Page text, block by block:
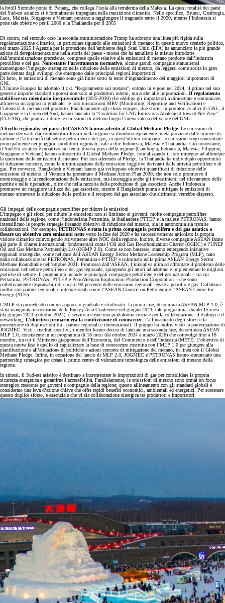
la fotoIl Secondo ponte di Penang, che collega l’isola alla terraferma della Malesia. La quasi totalità dei paesi
del Sud-est asiatico si è formalmente impegnata nella transizione climatica. Nello specifico, Brunei, Cambogia,
Laos, Malesia, Singapore e Vietnam puntano a raggiungere il traguardo entro il 2050, mentre l’Indonesia si
pone tale obiettivo per il 2060 e la Thailandia per il 2065
Di contro, nel secondo caso la seconda amministrazione Trump ha adottato una linea più rigida sulla
regolamentazione climatica, in particolare riguardo alle emissioni di metano: in questo nuovo scenario politico,
nel marzo 2025 l’Agenzia per la protezione dell’ambiente degli Stati Uniti (EPA) ha annunciato la più grande
azione di deregolamentazione nella storia del paese - mossa che ha annullato le misure introdotte
dall’amministrazione precedente, comprese quelle relative alle emissioni di metano prodotte dall’industria
petrolifera e del gas. Nonostante l’arretramento normativo, alcune grandi compagnie statunitensi
mantengono l’impegno strategico nella riduzione delle emissioni di metano, da leggersi come scelta in gran
parte dettata dagli sviluppi che emergono dalle principali regioni importatrici.
Di fatto, le emissioni di metano sono già finite sotto la lente d’ingrandimento dei maggiori importatori di
GNL
L’Unione Europea ha adottato il c.d. “Regolamento sul metano”, entrato in vigore nel 2024, il primo nel suo
genere a imporre standard rigorosi non solo ai produttori interni, ma anche alle importazioni. Il regolamento
stabilisce un calendario inequivocabile(2025-2030) che obbliga gli importatori a dimostrare e comunicare,
attraverso un approccio graduale, le loro misurazioni MRV (Monitoring, Reporting and Verification) e
l’intensità di metano del prodotto. Parallelamente agli sforzi europei, due storici importatori asiatici di GNL, il
Giappone e la Corea del Sud, hanno lanciato la “Coalition for LNG Emissions Abatement toward Net-Zero”
(CLEAN), che punta a ridurre le emissioni di metano lungo l’intera catena del valore del GNL.
A livello regionale, sei paesi dell’ASEAN hanno aderito al Global Methane Pledge. Le emissioni di
metano derivanti dai combustibili fossili nella regione si dividono equamente: metà proviene dalle miniere di
carbone e l’altra metà dal settore petrolifero e del gas; in quest’ultimo comparto, le emissioni sono concentrate
principalmente nei maggiori produttori regionali, vale a dire Indonesia, Malesia e Thailandia. Ciò nonostante,
il Sud-Est asiatico è proattivo sul tema: diversi paesi della regione (Cambogia, Indonesia, Malesia, Filippine,
Singapore e Vietnam) hanno sottoscritto il Global Methane Pledge, formalizzando il loro impegno ad affrontare
la questione delle emissioni di metano. Pur non aderendo al Pledge, la Thailandia ha individuato opportunità
di riduzione concrete, come la minimizzazione delle emissioni fuggitive derivanti dalle attività petrolifere e di
gas. Per converso, Bangladesh e Vietnam hanno già sviluppato obiettivi quantificati di riduzione delle
emissioni di metano: il Vietnam ha presentato il Methane Action Plan 2030, che non solo promuove il
monitoraggio e la rendicontazione delle emissioni, ma incoraggia anche gli investimenti nel rilevamento delle
perdite e nelle riparazioni, oltre che nella raccolta della produzione di gas associato. Anche l’Indonesia
promuove un maggiore utilizzo del gas associato, mentre il Bangladesh punta a mitigare le emissioni di
metano attraverso la riduzione delle perdite e il recupero del gas associato che altrimenti verrebbe disperso.
Gli impegni delle compagnie petrolifere per ridurre le emissioni
L’impegno e gli sforzi per ridurre le emissioni non si limitano ai governi: molte compagnie petrolifere
nazionali della regione, come l’indonesiana Pertamina, la thailandese PTTEP e la malese PETRONAS, hanno
intensificato le proprie strategie fissando obiettivi di riduzione del metano, sia in autonomia sia tramite
collaborazioni. Per esempio, PETRONAS è stata la prima compagnia petrolifera e del gas asiatica a
fissare un obiettivo zero emissioni netteverso la fine del 2020 e ha successivamente articolato la propria
visione climatica coinvolgendo attivamente altre NOC della regione. Inoltre, diverse compagnie ASEAN fanno
già parte di charter internazionali fondamentali come l’Oil and Gas Decarbonization Charter (OGDC) e l’UNEP
Oil and Gas Methane Partnership 2.0 (OGMP 2.0). Come se non bastasse, stanno emergendo iniziative
regionali strategiche, come nel caso dell’ASEAN Energy Sector Methane Leadership Program (MLP), nato
dalla collaborazione tra PETRONAS, Pertamina e PTTEP e culminato nella prima ASEAN Energy Sector
Methane Roundtable nell’ottobre 2021. Promossa dall’ASEAN, l’iniziativa mira ad affrontare il problema delle
emissioni nel settore petrolifero e del gas regionale, spingendo gli attori ad adottare e implementare le migliori
pratiche di settore. Il programma include le principali compagnie petrolifere e del gas nazionali – tra cui
Pertamina, PETRONAS, PTTEP e PetroVietnam Exploration Production Corporation – che sono
collettivamente responsabili di circa il 90 percento delle emissioni regionali legate a petrolio e gas. Collabora
inoltre con partner regionali e internazionali come l’ASEAN Council on Petroleum e l’ASEAN Centre for
Energy (ACE).
L’MLP sta procedendo con un approccio graduale e strutturato: la prima fase, denominata ASEAN MLP 1.0, è
stata inaugurata in occasione della Energy Asia Conference nel giugno 2023; tale programma, durato 15 mesi
(da giugno 2023 a ottobre 2024), è servito a creare una piattaforma cruciale per la collaborazione, il dialogo e il
networking. L’obiettivo primario era la condivisione di conoscenze, l’allineamento degli sforzi e la
prevenzione di duplicazioni tra i partner regionali e internazionali. Il gruppo ha inoltre visto la partecipazione di
JOGMEC. Visti i risultati positivi, i membri hanno deciso di lanciare una seconda fase, denominata ASEAN
MLP 2.0, consistente in un programma di 18 mesi (da ottobre 2024 a marzo 2026) che coinvolge fino a 18
membri, tra cui il Ministero giapponese dell’Economia, del Commercio e dell’Industria (METI). L’obiettivo di
questa nuova fase è quello di capitalizzare la base di conoscenze costruita con l’MLP 1.0 per giungere alla
pianificazione e all’attuazione di politiche e azioni concrete di mitigazione del metano, in linea con il Global
Methane Pledge. Infine, in occasione del lancio di MLP 2.0, JOGMEC e PETRONAS hanno annunciato una
partnership strategica per creare il primo centro di valutazione tecnologica delle emissioni di metano della
regione.
In sintesi, il Sud-est asiatico è destinato a incrementare le importazioni di gas per consolidare la propria
sicurezza energetica e garantirne l’accessibilità. Parallelamente, le emissioni di metano sono ormai un focus
strategico crescente per governi e compagnie della regione; questo allineamento con gli standard globali è
considerato una leva d’azione chiave che offre rapidi benefici economici, ambientali ed energetici. Per sostenere
questo duplice sforzo, è essenziale che vi sia collaborazione sinergica tra produttori e importatori.